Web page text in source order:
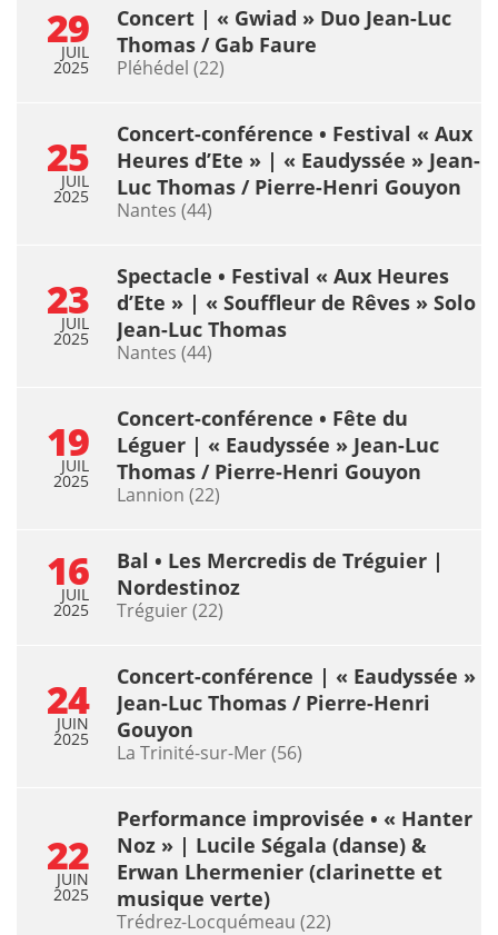
29
JUIL
2025
Concert | « Gwiad » Duo Jean-Luc
Thomas / Gab Faure
Pléhédel (22)
25
JUIL
2025
Concert-conférence • Festival « Aux
Heures d’Ete » | « Eaudyssée » Jean-
Luc Thomas / Pierre-Henri Gouyon
Nantes (44)
23
JUIL
2025
Spectacle • Festival « Aux Heures
d’Ete » | « Souffleur de Rêves » Solo
Jean-Luc Thomas
Nantes (44)
19
JUIL
2025
Concert-conférence • Fête du
Léguer | « Eaudyssée » Jean-Luc
Thomas / Pierre-Henri Gouyon
Lannion (22)
16
JUIL
2025
Bal • Les Mercredis de Tréguier |
Nordestinoz
Tréguier (22)
24
JUIN
2025
Concert-conférence | « Eaudyssée »
Jean-Luc Thomas / Pierre-Henri
Gouyon
La Trinité-sur-Mer (56)
22
JUIN
2025
Performance improvisée • « Hanter
Noz » | Lucile Ségala (danse) &
Erwan Lhermenier (clarinette et
musique verte)
Trédrez-Locquémeau (22)